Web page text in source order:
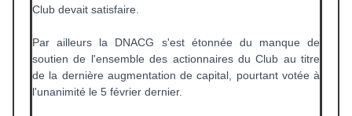
Club devait satisfaire.
Par ailleurs la DNACG s'est étonnée du manque de
soutien de l'ensemble des actionnaires du Club au titre
de la dernière augmentation de capital, pourtant votée à
l'unanimité le 5 février dernier.